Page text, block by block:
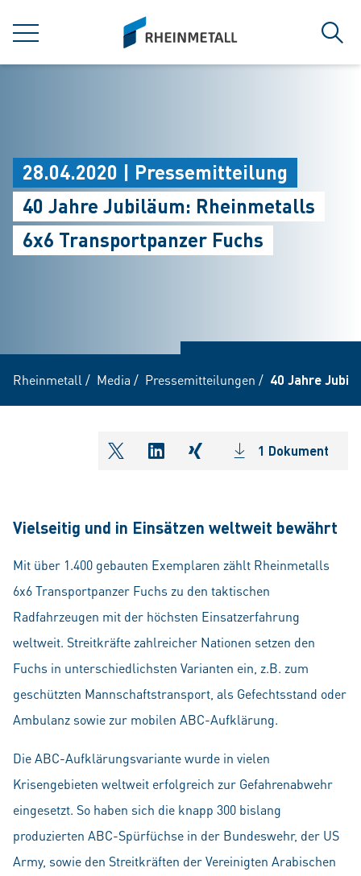
MENÜ
siteLogo
28.04.2020 | Pressemitteilung
40 Jahre Jubiläum: Rheinmetalls
6x6 Transportpanzer Fuchs
Rheinmetall / Media / Pressemitteilungen / 40 Jahre
shareOntwitter
shareOnlinkedIn
shareOnxing1 Dokument
Vielseitig und in Einsätzen weltweit bewährt
Mit über 1.400 gebauten Exemplaren zählt Rheinmetalls
6x6 Transportpanzer Fuchs zu den taktischen
Radfahrzeugen mit der höchsten Einsatzerfahrung
weltweit. Streitkräfte zahlreicher Nationen setzen den
Fuchs in unterschiedlichsten Varianten ein, z.B. zum
geschützten Mannschaftstransport, als Gefechtsstand oder
Ambulanz sowie zur mobilen ABC-Aufklärung.
Die ABC-Aufklärungsvariante wurde in vielen
Krisengebieten weltweit erfolgreich zur Gefahrenabwehr
eingesetzt. So haben sich die knapp 300 bislang
produzierten ABC-Spürfüchse in der Bundeswehr, der US
Army, sowie den Streitkräften der Vereinigten Arabischen